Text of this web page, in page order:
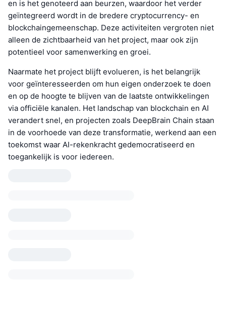
en is het genoteerd aan beurzen, waardoor het verder
geïntegreerd wordt in de bredere cryptocurrency- en
blockchaingemeenschap. Deze activiteiten vergroten niet
alleen de zichtbaarheid van het project, maar ook zijn
potentieel voor samenwerking en groei.
Naarmate het project blijft evolueren, is het belangrijk
voor geïnteresseerden om hun eigen onderzoek te doen
en op de hoogte te blijven van de laatste ontwikkelingen
via officiële kanalen. Het landschap van blockchain en AI
verandert snel, en projecten zoals DeepBrain Chain staan
in de voorhoede van deze transformatie, werkend aan een
toekomst waar AI-rekenkracht gedemocratiseerd en
toegankelijk is voor iedereen.